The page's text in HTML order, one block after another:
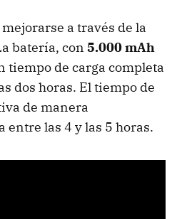
a través de la
batería, con 5.000 mAh
tiempo de carga completa
dos horas. El tiempo de
de manera
las 4 y las 5 horas.